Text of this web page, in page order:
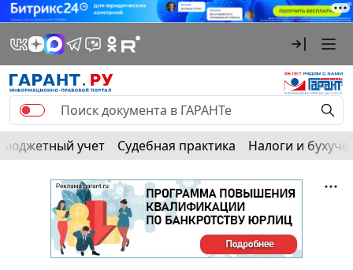
Бюджетный учет Судебная практика Налоги и